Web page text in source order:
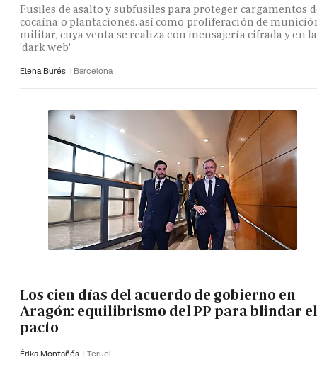
Fusiles de asalto y subfusiles para proteger cargamentos
cocaína o plantaciones, así como proliferación de
militar, cuya venta se realiza con mensajería cifrada y en la
'dark web'
Elena Burés Barcelona
Los cien días del acuerdo de gobierno en
Aragón: equilibrismo del PP para blindar el
pacto
Érika Montañés Teruel